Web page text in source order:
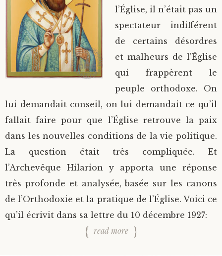
l’Église, il n’était pas un
spectateur indifférent
de certains désordres
et malheurs de l’Église
qui frappèrent le
peuple orthodoxe. On
lui demandait conseil, on lui demandait ce qu’il
fallait faire pour que l’Église retrouve la paix
dans les nouvelles conditions de la vie politique.
La question était très compliquée. Et
l’Archevêque Hilarion y apporta une réponse
très profonde et analysée, basée sur les canons
de l’Orthodoxie et la pratique de l’Église. Voici ce
qu’il écrivit dans sa lettre du 10 décembre 1927:
read more